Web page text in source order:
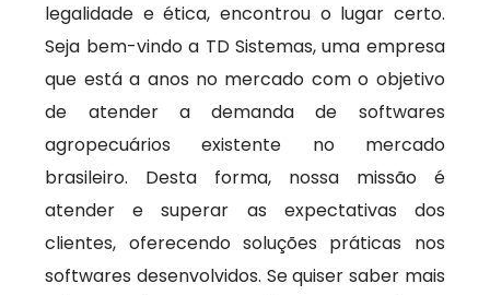
legalidade e ética, encontrou o lugar certo.
Seja bem-vindo a TD Sistemas, uma empresa
que está a anos no mercado com o objetivo
de atender a demanda de softwares
agropecuários existente no mercado
brasileiro. Desta forma, nossa missão é
atender e superar as expectativas dos
clientes, oferecendo soluções práticas nos
softwares desenvolvidos. Se quiser saber mais